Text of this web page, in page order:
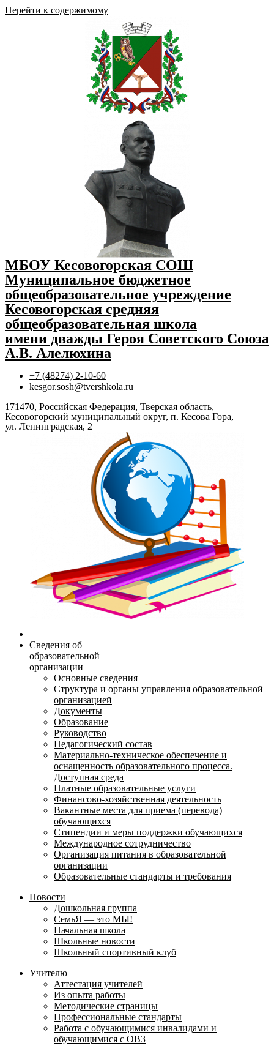
Перейти к содержимому
МБОУ Кесовогорская СОШ
Муниципальное бюджетное
общеобразовательное учреждение
Кесовогорская средняя
общеобразовательная школа
имени дважды Героя Советского Союза
А.В. Алелюхина
+7 (48274) 2-10-60
kesgor.sosh@tvershkola.ru
171470, Российская Федерация, Тверская область,
Кесовогорский муниципальный округ, п. Кесова Гора,
ул. Ленинградская, 2
Сведения об
образовательной
организации
Основные сведения
Структура и органы управления образовательной
организацией
Документы
Образование
Руководство
Педагогический состав
Материально-техническое обеспечение и
оснащенность образовательного процесса.
Доступная среда
Платные образовательные услуги
Финансово-хозяйственная деятельность
Вакантные места для приема (перевода)
обучающихся
Стипендии и меры поддержки обучающихся
Международное сотрудничество
Организация питания в образовательной
организации
Образовательные стандарты и требования
Новости
Дошкольная группа
СемьЯ — это МЫ!
Начальная школа
Школьные новости
Школьный спортивный клуб
Учителю
Аттестация учителей
Из опыта работы
Методические страницы
Профессиональные стандарты
Работа с обучающимися инвалидами и
обучающимися с ОВЗ